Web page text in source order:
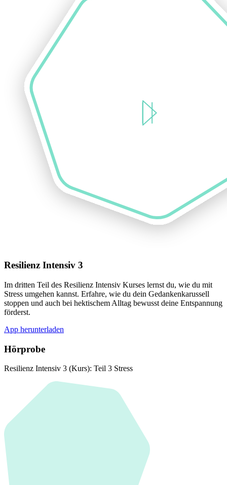
Resilienz Intensiv 3
Im dritten Teil des Resilienz Intensiv Kurses lernst du, wie du mit
Stress umgehen kannst. Erfahre, wie du dein Gedankenkarussell
stoppen und auch bei hektischem Alltag bewusst deine Entspannung
förderst.
App herunterladen
Hörprobe
Resilienz Intensiv 3 (Kurs): Teil 3 Stress